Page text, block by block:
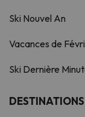
Ski Nouvel An
Vacances de
Ski Dernière